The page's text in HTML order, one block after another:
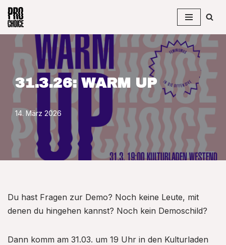
Zum
springen
31.3.26: WARM UP
14. März 2026
Du hast Fragen zur Demo? Noch keine Leute, mit
denen du hingehen kannst? Noch kein Demoschild?
Dann komm am 31.03. um 19 Uhr in den Kulturladen